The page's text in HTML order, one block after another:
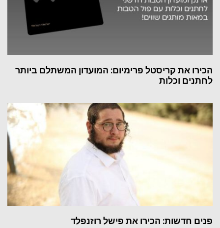
הכירו את קריסטל פרימיום: המועדון המשתלם ביותר
לחתנים וכלות
פנים חדשות: הכירו את פישל רוזנפלד